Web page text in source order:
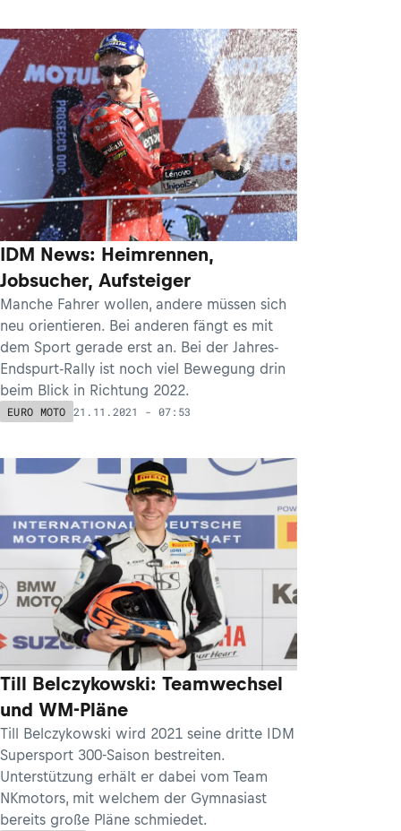
IDM News: Heimrennen,
Jobsucher, Aufsteiger
Manche Fahrer wollen, andere müssen sich
neu orientieren. Bei anderen fängt es mit
dem Sport gerade erst an. Bei der Jahres-
Endspurt-Rally ist noch viel Bewegung drin
beim Blick in Richtung 2022.
EURO MOTO 21.11.2021 - 07:53
Till Belczykowski: Teamwechsel
und WM-Pläne
Till Belczykowski wird 2021 seine dritte IDM
Supersport 300-Saison bestreiten.
Unterstützung erhält er dabei vom Team
NKmotors, mit welchem der Gymnasiast
bereits große Pläne schmiedet.